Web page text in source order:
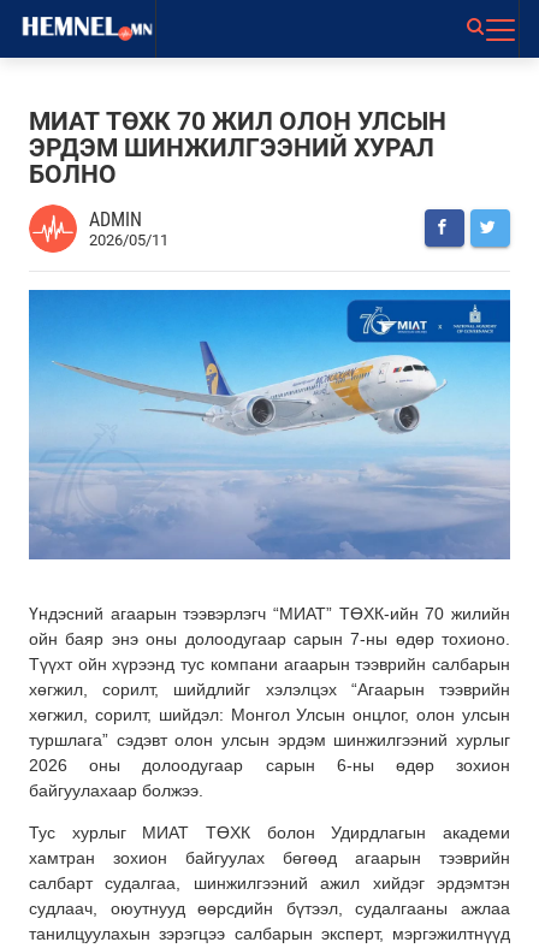
МИАТ ТӨХК 70 ЖИЛ ОЛОН УЛСЫН
ЭРДЭМ ШИНЖИЛГЭЭНИЙ ХУРАЛ
БОЛНО
ADMIN
2026/05/11
Үндэсний агаарын тээвэрлэгч “МИАТ” ТӨХК-ийн 70 жилийн
ойн баяр энэ оны долоодугаар сарын 7-ны өдөр тохионо.
Түүхт ойн хүрээнд тус компани агаарын тээврийн салбарын
хөгжил, сорилт, шийдлийг хэлэлцэх “Агаарын тээврийн
хөгжил, сорилт, шийдэл: Монгол Улсын онцлог, олон улсын
туршлага” сэдэвт олон улсын эрдэм шинжилгээний хурлыг
2026 оны долоодугаар сарын 6-ны өдөр зохион
байгуулахаар болжээ.
Тус хурлыг МИАТ ТӨХК болон Удирдлагын академи
хамтран зохион байгуулах бөгөөд агаарын тээврийн
салбарт судалгаа, шинжилгээний ажил хийдэг эрдэмтэн
судлаач, оюутнууд өөрсдийн бүтээл, судалгааны ажлаа
танилцуулахын зэрэгцээ салбарын эксперт, мэргэжилтнүүд